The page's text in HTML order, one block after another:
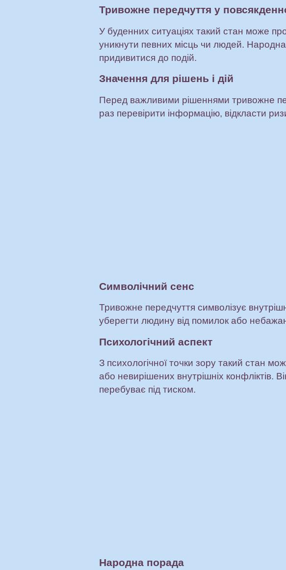
Тривожне передчуття у
У буденних ситуаціях такий стан може
уникнути певних місць чи людей.
придивитися до подій.
Значення для рішень і дій
Перед важливими рішеннями тривожне
раз перевірити інформацію, відкласти
Символічний сенс
Тривожне передчуття символізує
уберегти людину від помилок або
Психологічний аспект
З психологічної точки зору такий стан
або невирішених внутрішніх конфліктів.
перебуває під тиском.
Народна порада